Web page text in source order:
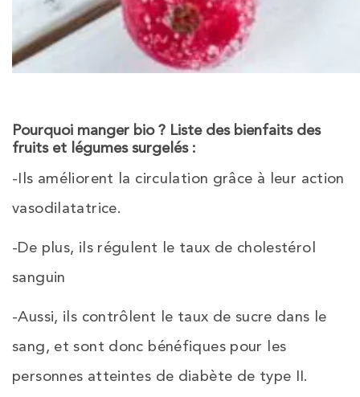
Pourquoi manger bio ? Liste des bienfaits des
fruits et légumes surgelés :
-Ils améliorent la circulation grâce à leur action
vasodilatatrice.
-De plus, ils régulent le taux de cholestérol
sanguin
-Aussi, ils contrôlent le taux de sucre dans le
sang, et sont donc bénéfiques pour les
personnes atteintes de diabète de type II.